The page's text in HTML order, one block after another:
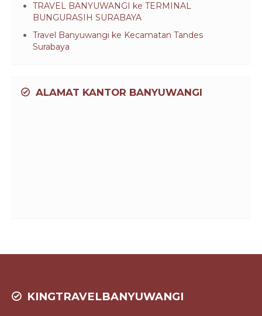
TRAVEL BANYUWANGI ke TERMINAL
BUNGURASIH SURABAYA
Travel Banyuwangi ke Kecamatan Tandes
Surabaya
ALAMAT KANTOR BANYUWANGI
KINGTRAVELBANYUWANGI